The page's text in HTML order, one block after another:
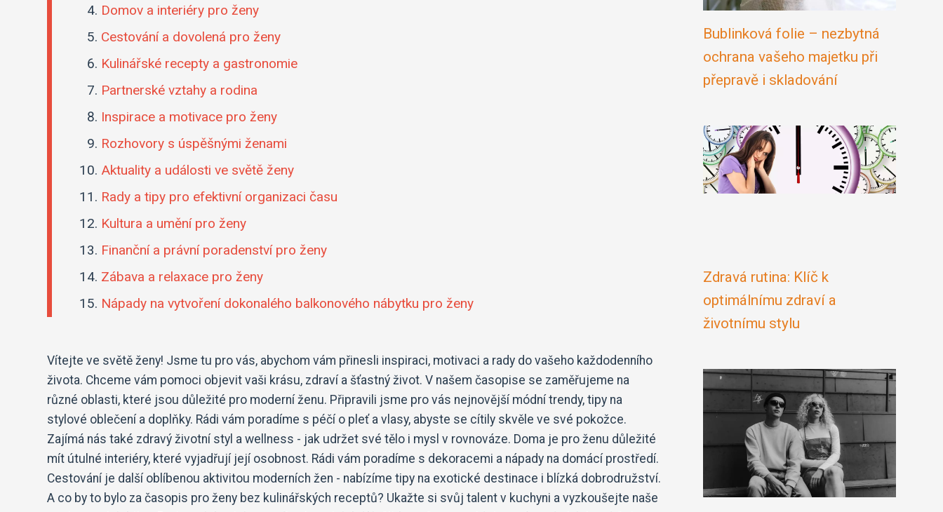
Domov a interiéry pro ženy
Cestování a dovolená pro ženy
Kulinářské recepty a gastronomie
Partnerské vztahy a rodina
Inspirace a motivace pro ženy
Rozhovory s úspěšnými ženami
Aktuality a události ve světě ženy
Rady a tipy pro efektivní organizaci času
Kultura a umění pro ženy
Finanční a právní poradenství pro ženy
Zábava a relaxace pro ženy
Nápady na vytvoření dokonalého balkonového nábytku pro ženy
Vítejte ve světě ženy! Jsme tu pro vás, abychom vám přinesli inspiraci, motivaci a rady do vašeho každodenního
života. Chceme vám pomoci objevit vaši krásu, zdraví a šťastný život. V našem časopise se zaměřujeme na
různé oblasti, které jsou důležité pro moderní ženu. Připravili jsme pro vás nejnovější módní trendy, tipy na
stylové oblečení a doplňky. Rádi vám poradíme s péčí o pleť a vlasy, abyste se cítily skvěle ve své pokožce.
Zajímá nás také zdravý životní styl a wellness - jak udržet své tělo i mysl v rovnováze. Doma je pro ženu důležité
mít útulné interiéry, které vyjadřují její osobnost. Rádi vám poradíme s dekoracemi a nápady na domácí prostředí.
Cestování je další oblíbenou aktivitou moderních žen - nabízíme tipy na exotické destinace i blízká dobrodružství.
A co by to bylo za časopis pro ženy bez kulinářských receptů? Ukažte si svůj talent v kuchyni a vyzkoušejte naše
Bublinková folie – nezbytná
ochrana vašeho majetku při
přepravě i skladování
Zdravá rutina: Klíč k
optimálnímu zdraví a
životnímu stylu